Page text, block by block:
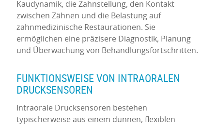
Kaudynamik, die Zahnstellung, den Kontakt
zwischen Zähnen und die Belastung auf
zahnmedizinische Restaurationen. Sie
ermöglichen eine präzisere Diagnostik, Planung
und Überwachung von Behandlungsfortschritten.
FUNKTIONSWEISE VON INTRAORALEN
DRUCKSENSOREN
Intraorale Drucksensoren bestehen
typischerweise aus einem dünnen, flexiblen